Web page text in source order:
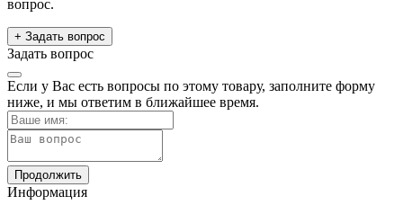
вопрос.
+ Задать вопрос
Задать вопрос
Если у Вас есть вопросы по этому товару, заполните форму
ниже, и мы ответим в ближайшее время.
Продолжить
Информация